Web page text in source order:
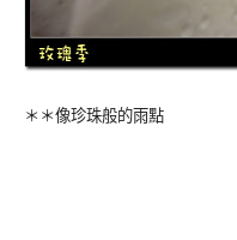
＊＊像珍珠般的雨點